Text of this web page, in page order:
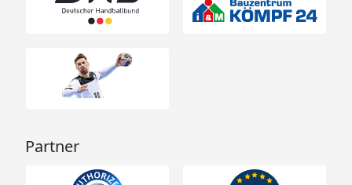
Partner